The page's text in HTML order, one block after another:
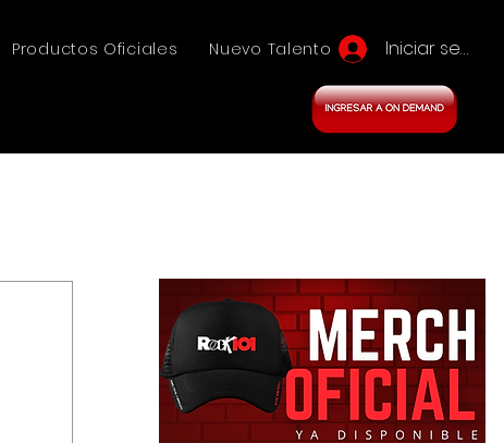
Productos Oficiales Nuevo Talento Iniciar sesión